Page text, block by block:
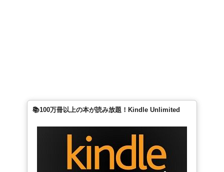
📚100万冊以上の本が読み放題！Kindle Unlimited